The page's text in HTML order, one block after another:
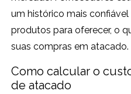
um histórico mais
produtos para oferecer, o
suas compras em atacado.
Como calcular o
de atacado